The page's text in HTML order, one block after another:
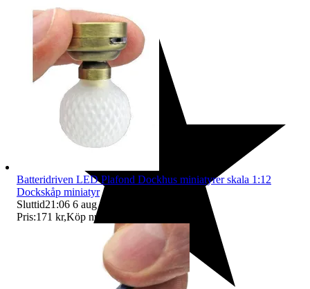
Batteridriven LED Plafond Dockhus miniatyrer skala 1:12
Dockskåp miniatyr
Sluttid21:06 6 aug 21:06
Pris:171 kr,Köp nu